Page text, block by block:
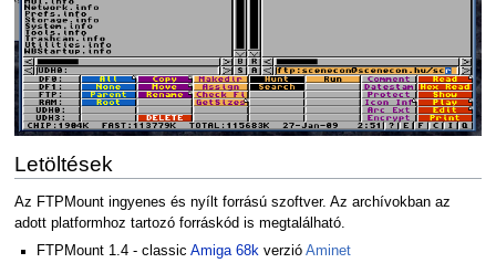
Letöltések
Az FTPMount ingyenes és nyílt forrású szoftver. Az archívokban az
adott platformhoz tartozó forráskód is megtalálható.
FTPMount 1.4 - classic Amiga 68k verzió Aminet